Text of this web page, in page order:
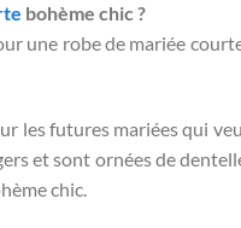
bohème chic ?
une robe de mariée
les futures mariées qui
et sont ornées de
chic.